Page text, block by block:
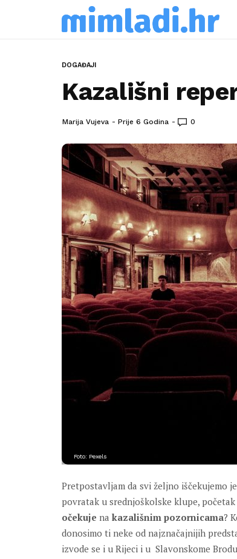
DOGAĐAJI
Kazališni
Marija Vujeva Prije 6 Godina 0
Foto: Pexels
Pretpostavljam da svi željno iščekujemo
povratak u srednjoškolske klupe,
očekuje na kazališnim pozornicama?
donosimo ti neke od najznačajnijih
izvode se i u Rijeci i u Slavonskome